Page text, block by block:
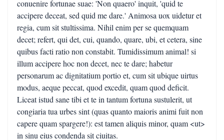
conuenire fortunae suae: 'Non quaero' inquit, 'quid te
accipere deceat, sed quid me dare.' Animosa uox uidetur et
regia, cum sit stultissima. Nihil enim per se quemquam
decet; refert, qui det, cui, quando, quare, ubi, et cetera, sine
quibus facti ratio non constabit. Tumidissimum animal! si
illum accipere hoc non decet, nec te dare; habetur
personarum ac dignitatium portio et, cum sit ubique uirtus
modus, aeque peccat, quod excedit, quam quod deficit.
Liceat istud sane tibi et te in tantum fortuna sustulerit, ut
congiaria tua urbes sint (quas quanto maioris animi fuit non
capere quam spargere!): est tamen aliquis minor, quam <ut>
in sinu eius condenda sit ciuitas.